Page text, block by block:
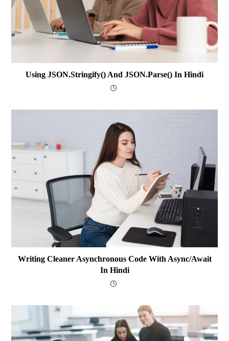
Using JSON.stringify() And JSON.parse() In Hindi
Writing Cleaner Asynchronous Code With Async/await
In Hindi